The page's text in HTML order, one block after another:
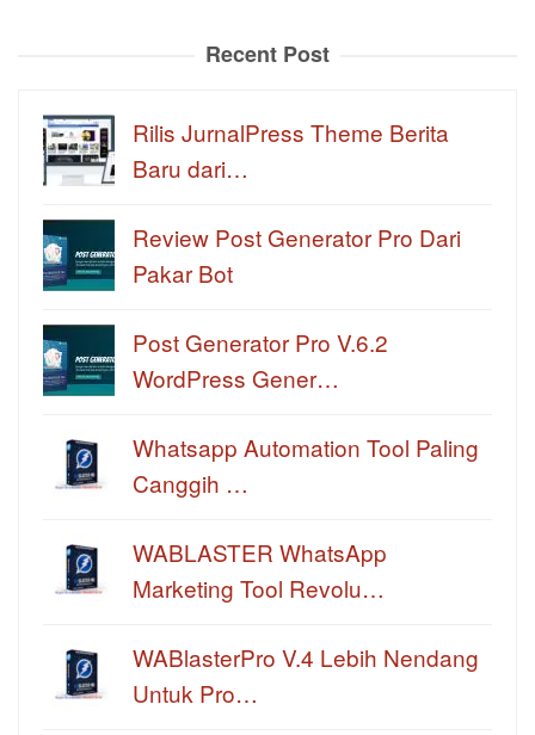
Recent Post
Rilis JurnalPress Theme Berita
Baru dari…
Review Post Generator Pro Dari
Pakar Bot
Post Generator Pro V.6.2
WordPress Gener…
Whatsapp Automation Tool Paling
Canggih …
WABLASTER WhatsApp
Marketing Tool Revolu…
WABlasterPro V.4 Lebih Nendang
Untuk Pro…